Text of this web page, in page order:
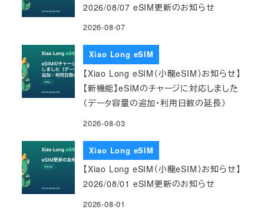
2026/08/07 eSIM更新のお知らせ
2026-08-07
Xiao Long eSIM
【Xiao Long eSIM（小龍eSIM）お知らせ】
【新機能】eSIMのチャージに対応しました
（データ容量の追加・利用日数の延長）
2026-08-03
Xiao Long eSIM
【Xiao Long eSIM（小龍eSIM）お知らせ】
2026/08/01 eSIM更新のお知らせ
2026-08-01